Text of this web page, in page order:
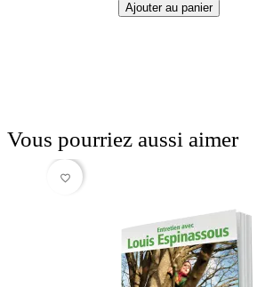
Ajouter au panier
Vous pourriez aussi aimer
favorite_border